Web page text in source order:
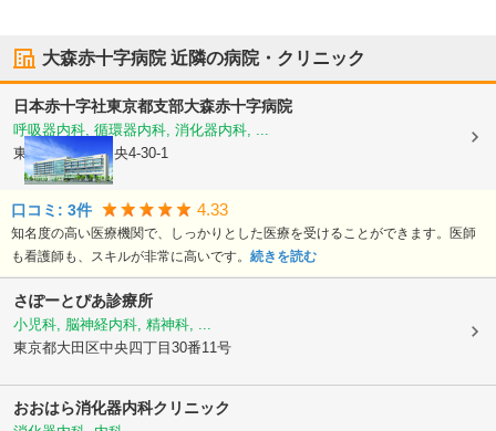
大森赤十字病院近隣の病院・クリニック
日本赤十字社東京都支部大森赤十字病院
呼吸器内科, 循環器内科, 消化器内科, ...
東京都大田区中央4-30-1
口コミ: 3件 4.33
知名度の高い医療機関で、しっかりとした医療を受けることができます。医師
も看護師も、スキルが非常に高いです。 続きを読む
さぽーとぴあ診療所
小児科, 脳神経内科, 精神科, ...
東京都大田区中央四丁目30番11号
おおはら消化器内科クリニック